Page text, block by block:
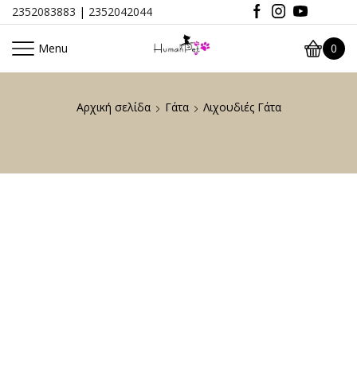
2352083883 | 2352042044
Menu 0
Αρχική σελίδα Γάτα Λιχουδιές Γάτα